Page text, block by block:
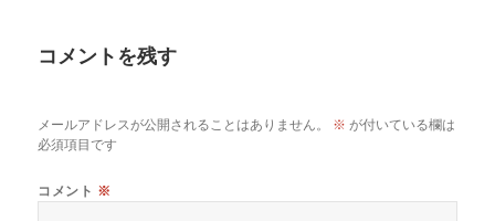
コメントを残す
メールアドレスが公開されることはありません。 ※ が付いている欄は
必須項目です
コメント ※